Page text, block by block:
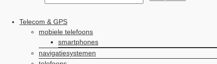
Telecom & GPS
mobiele telefoons
smartphones
navigatiesystemen